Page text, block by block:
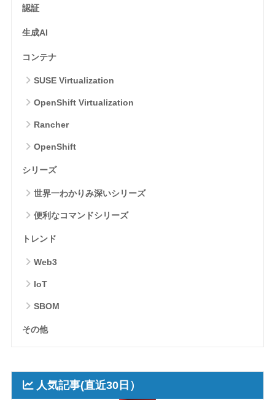
認証
生成AI
コンテナ
SUSE Virtualization
OpenShift Virtualization
Rancher
OpenShift
シリーズ
世界一わかりみ深いシリーズ
便利なコマンドシリーズ
トレンド
Web3
IoT
SBOM
その他
人気記事(直近30日）